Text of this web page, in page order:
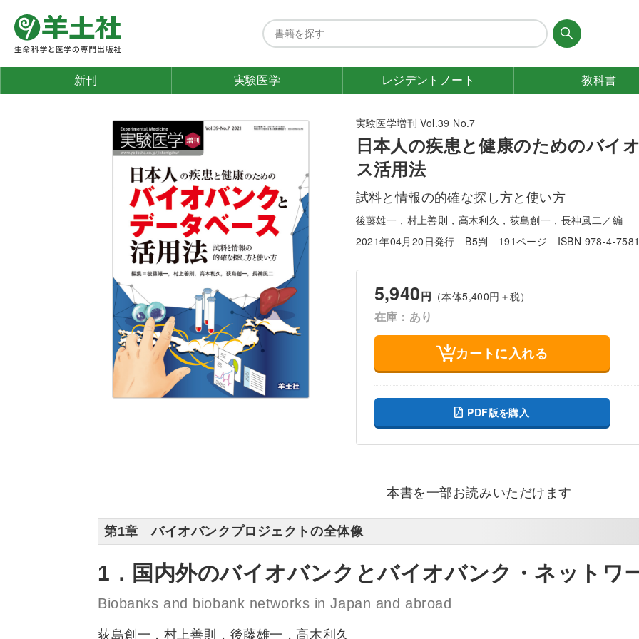
新刊 実験医学 レジデント ノート 教科書
実験医学増刊 Vol.39 No.7
日本人の疾患と健康のためのバイ
ス活用法
試料と情報の的確な探し方と使い方
後藤雄一，村上善則，高木利久，荻島創一，長神風二／編
2021年04月20日発行
B5判 191ページ ISBN 978-4-
5,940円 （本体5,400円＋税）
在庫：あり
カートに入れる
PDF版を購入
本書を一部お読みいただけます
第1章 バイオバンクプロジェクトの全体像
1．国内外のバイオバンクとバイオバンク・ネットワ
Biobanks and biobank networks in Japan and abroad
荻島創一，村上善則，後藤雄一，高木利久